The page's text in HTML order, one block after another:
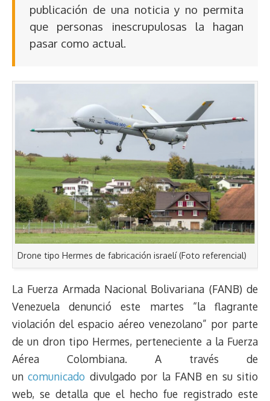
publicación de una noticia y no permita
que personas inescrupulosas la hagan
pasar como actual.
Drone tipo Hermes de fabricación israelí (Foto referencial)
La Fuerza Armada Nacional Bolivariana (FANB) de
Venezuela denunció este martes “la flagrante
violación del espacio aéreo venezolano” por parte
de un dron tipo Hermes, perteneciente a la Fuerza
Aérea Colombiana. A través de
uncomunicado divulgado por la FANB en su sitio
web, se detalla que el hecho fue registrado este